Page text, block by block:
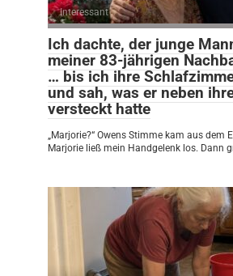
Interessant
Ich dachte, der junge
meiner 83-jährigen
… bis ich ihre
und sah, was er neben
versteckt hatte
„Marjorie?“ Owens Stimme kam aus dem
Marjorie ließ mein Handgelenk los. Dann